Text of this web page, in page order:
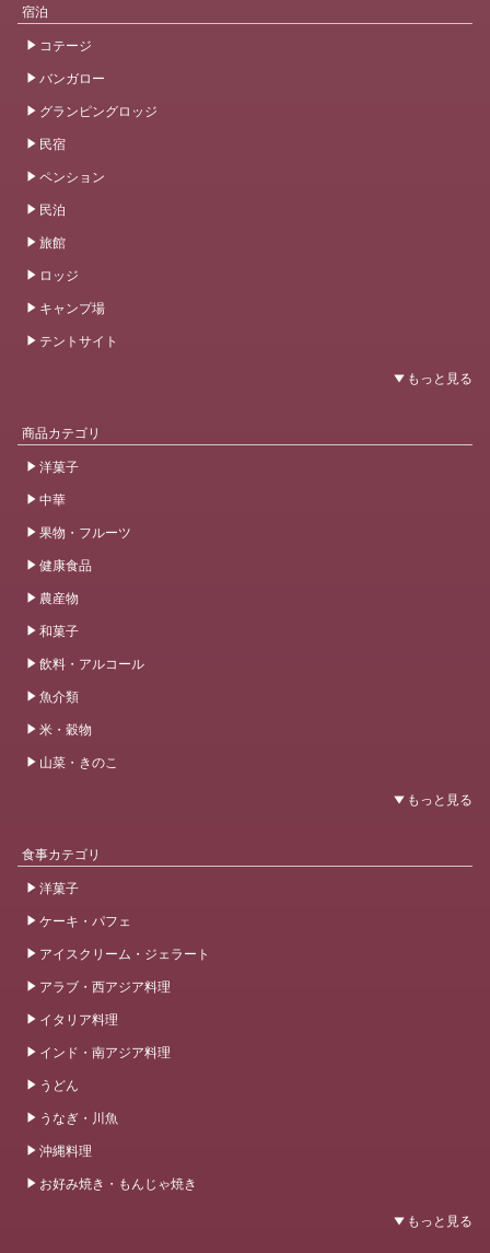
宿泊
コテージ
バンガロー
グランピングロッジ
民宿
ペンション
民泊
旅館
ロッジ
キャンプ場
テントサイト
商品カテゴリ
洋菓子
中華
果物・フルーツ
健康食品
農産物
和菓子
飲料・アルコール
魚介類
米・穀物
山菜・きのこ
食事カテゴリ
洋菓子
ケーキ・パフェ
アイスクリーム・ジェラート
アラブ・西アジア料理
イタリア料理
インド・南アジア料理
うどん
うなぎ・川魚
沖縄料理
お好み焼き・もんじゃ焼き